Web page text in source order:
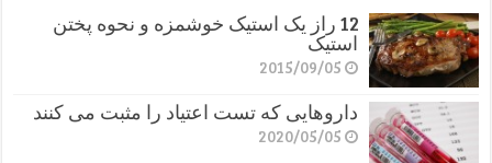
12 راز یک استیک خوشمزه و نحوه پختن
استیک
2015/09/05
داروهایی که تست اعتیاد را مثبت می کنند
2020/05/05